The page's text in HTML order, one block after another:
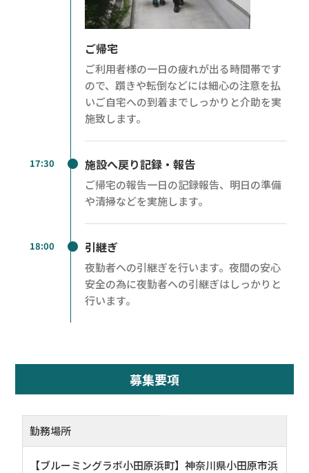
ご帰宅
ご利用者様の一日の疲れが出る時間帯です
ので、躓きや転倒などには細心の注意を払
いご自宅への到着までしっかりと介助を実
施致します。
17:30 施設へ戻り記録・報告
ご帰宅の報告一日の記録報告、明日の準備
や清掃などを実施します。
18:00 引継ぎ
夜勤者への引継ぎを行います。夜間の安心
安全の為に夜勤者への引継ぎはしっかりと
行います。
募集要項
勤務場所
【ブルーミングラボ小田原浜町】神奈川県小田原市浜